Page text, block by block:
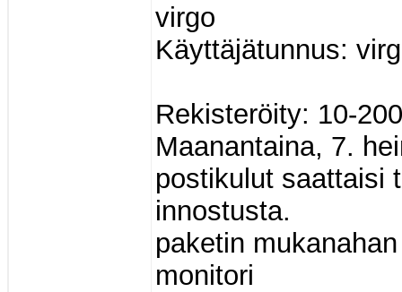
virgo
Käyttäjätunnus:
Rekisteröity: 10-
Maanantaina, 7.
postikulut saattaisi
innostusta.
paketin
monitori